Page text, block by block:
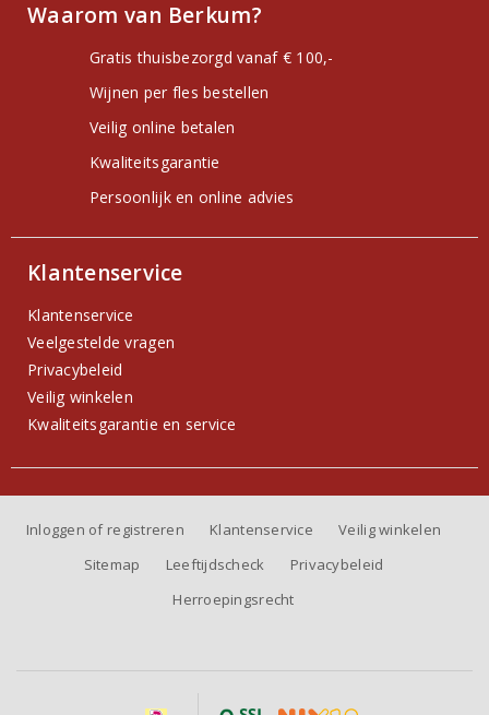
Waarom van Berkum?
Gratis thuisbezorgd vanaf € 100,-
Wijnen per fles bestellen
Veilig online betalen
Kwaliteitsgarantie
Persoonlijk en online advies
Klantenservice
Klantenservice
Veelgestelde vragen
Privacybeleid
Veilig winkelen
Kwaliteitsgarantie en service
Inloggen of registreren Klantenservice
Veilig winkelen
Sitemap
Leeftijdscheck
Privacybeleid
Herroepingsrecht